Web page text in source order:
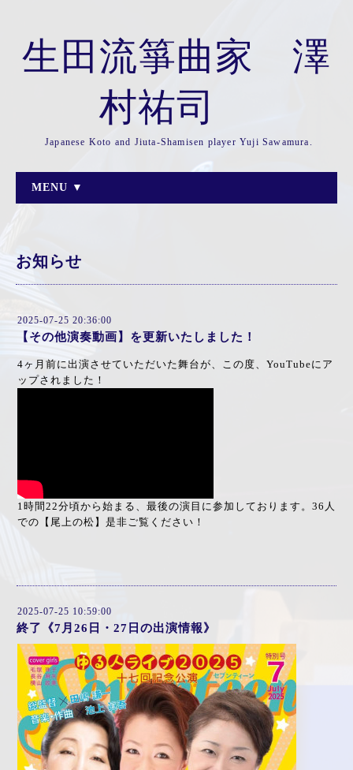
生田流箏曲家 澤
村祐司
Japanese Koto and Jiuta-Shamisen player Yuji Sawamura.
MENU ▼
お知らせ
2025-07-25 20:36:00
【その他演奏動画】を更新いたしました！
4ヶ月前に出演させていただいた舞台が、この度、YouTubeにア
ップされました！
1時間22分頃から始まる、最後の演目に参加しております。36人
での【尾上の松】是非ご覧ください！
2025-07-25 10:59:00
終了《7月26日・27日の出演情報》